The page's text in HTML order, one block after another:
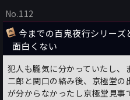
No.112
今までの百鬼夜行シリーズ
面白くない
犯人も朧気に分かっていたし、
二郎と関口の絡み後、京極堂
が分からなかったし京極堂見事